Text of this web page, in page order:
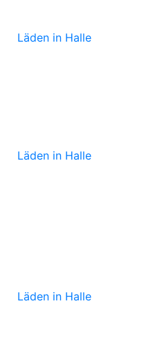
Läden in Halle
Läden in Halle
Läden in Halle